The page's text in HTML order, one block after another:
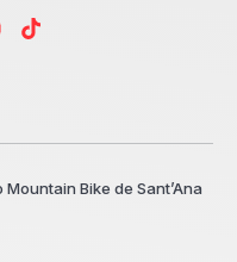
Bike de Sant’Ana